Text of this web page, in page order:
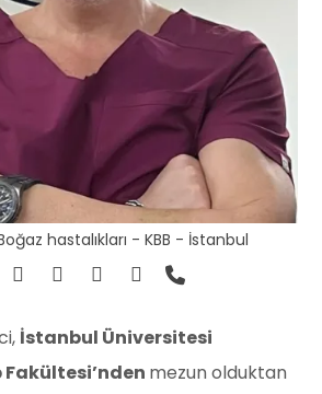
hastalıkları - KBB - İstanbul
İstanbul Üniversitesi
Fakültesi’nden mezun olduktan